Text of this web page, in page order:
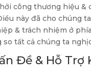
công thương hiệu &
này đã cho chúng
& trách nhiệm ở
so tất cả chúng ta
Đề & Hỗ Trợ